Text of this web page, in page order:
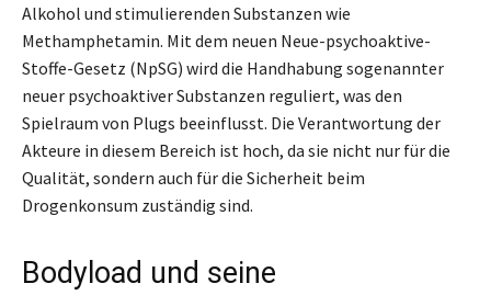
Alkohol und stimulierenden Substanzen wie
Methamphetamin. Mit dem neuen Neue-psychoaktive-
Stoffe-Gesetz (NpSG) wird die Handhabung sogenannter
neuer psychoaktiver Substanzen reguliert, was den
Spielraum von Plugs beeinflusst. Die Verantwortung der
Akteure in diesem Bereich ist hoch, da sie nicht nur für die
Qualität, sondern auch für die Sicherheit beim
Drogenkonsum zuständig sind.
Bodyload und seine